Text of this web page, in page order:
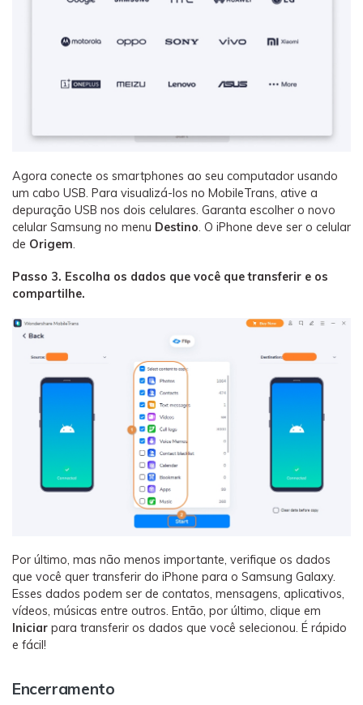
Agora conecte os smartphones ao seu computador usando
um cabo USB. Para visualizá-los no MobileTrans, ative a
depuração USB nos dois celulares. Garanta escolher o novo
celular Samsung no menu Destino. O iPhone deve ser o celular
de Origem.
Passo 3. Escolha os dados que você que transferir e os
compartilhe.
Por último, mas não menos importante, verifique os dados
que você quer transferir do iPhone para o Samsung Galaxy.
Esses dados podem ser de contatos, mensagens, aplicativos,
vídeos, músicas entre outros. Então, por último, clique em
Iniciar para transferir os dados que você selecionou. É rápido
e fácil!
Encerramento